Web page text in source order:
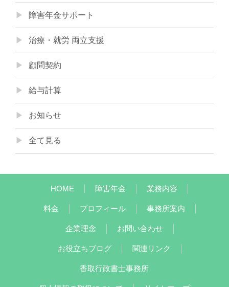
障害年金サポート
治療・就労 両立支援
顧問契約
給与計算
お知らせ
全て見る
HOME 障害年金 業務内容
料金 プロフィール 事務所案内
企業理念 お問い合わせ
お役立ちブログ 関連リンク
香取行政書士事務所